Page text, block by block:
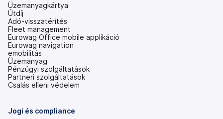
Üzemanyagkártya
Útdíj
Adó-visszatérítés
Fleet management
Eurowag Office mobile applikáció
Eurowag navigation
emobilitás
Üzemanyag
Pénzügyi szolgáltatások
Partneri szolgáltatások
Csalás elleni védelem
Jogi és compliance